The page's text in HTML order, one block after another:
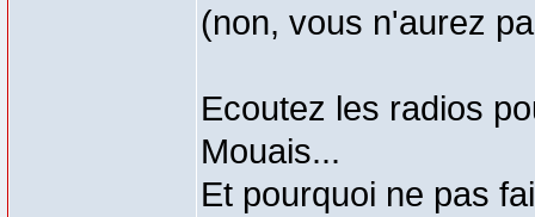
(non, vous n'aurez
Ecoutez les radios
Mouais...
Et pourquoi ne pas